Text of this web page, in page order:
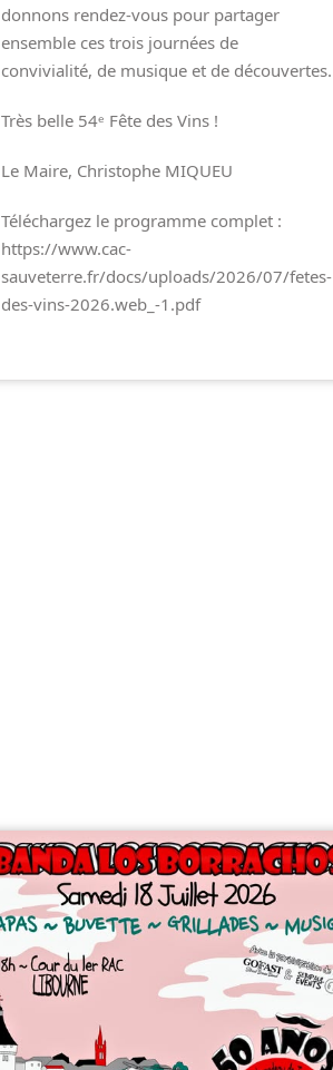
donnons rendez-vous pour partager
ensemble ces trois journées de
convivialité, de musique et de découvertes.
Très belle 54ᵉ Fête des Vins !
Le Maire, Christophe MIQUEU
Téléchargez le programme complet :
https://www.cac-
sauveterre.fr/docs/uploads/2026/07/fetes-
des-vins-2026.web_-1.pdf